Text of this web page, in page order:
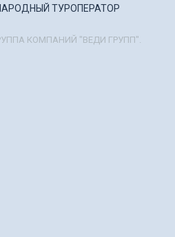
ТУРОПЕРАТОР
КОМПАНИЙ "ВЕДИ ГРУПП".